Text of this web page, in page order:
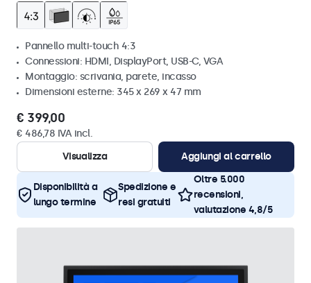
Pannello multi-touch 4:3
Connessioni: HDMI, DisplayPort, USB-C, VGA
Montaggio: scrivania, parete, incasso
Dimensioni esterne: 345 x 269 x 47 mm
€ 399,00
€ 486,78 IVA incl.
Visualizza
Aggiungi al carrello
Disponibilità a
lungo termine
Spedizione e
resi gratuiti
Oltre 5.000
recensioni,
valutazione 4,8/5